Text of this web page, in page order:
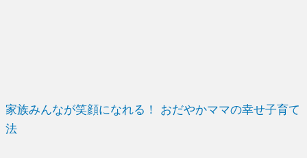
家族みんなが笑顔になれる！ おだやかママの幸せ子育て
法